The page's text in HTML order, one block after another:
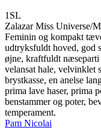
1SL
Zalazar Miss Universe/
Feminin og kompakt
udtryksfuldt hoved, god
øjne, kraftfuldt
velansat hale, velvinklet
brystkasse, en anelse
prima lave haser, prima
benstammer og poter,
temperament.
Pam Nicolai